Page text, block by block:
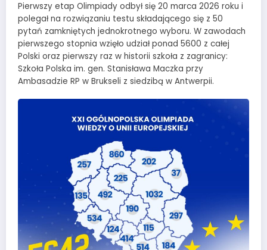
Pierwszy etap Olimpiady odbył się 20 marca 2026 roku i
polegał na rozwiązaniu testu składającego się z 50
pytań zamkniętych jednokrotnego wyboru. W zawodach
pierwszego stopnia wzięło udział ponad 5600 z całej
Polski oraz pierwszy raz w historii szkoła z zagranicy:
Szkoła Polska im. gen. Stanisława Maczka przy
Ambasadzie RP w Brukseli z siedzibą w Antwerpii.